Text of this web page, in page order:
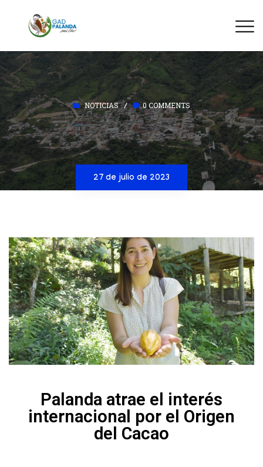
NOTICIAS/ 0 COMMENTS
27 de julio de 2023
Palanda atrae el interés
internacional por el Origen
del Cacao